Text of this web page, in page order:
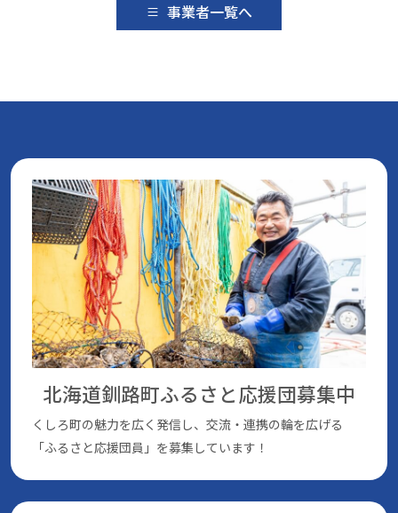
事業者一覧へ
北海道釧路町ふるさと応援団募集中
くしろ町の魅⼒を広く発信し、交流・連携の輪を広げる
「ふるさと応援団員」を募集しています！